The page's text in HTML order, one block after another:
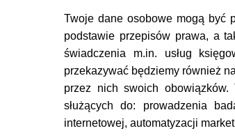
Twoje dane osobowe mogą być
podstawie przepisów prawa, a
świadczenia m.in. usług
przekazywać będziemy również
przez nich swoich obowiązków.
służących do: prowadzenia
internetowej, automatyzacji